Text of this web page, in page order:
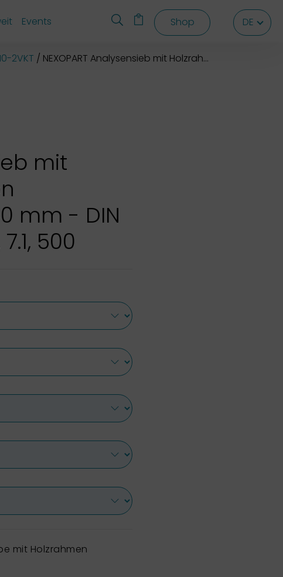
DE DE
Events Shop DE
2VKT NEXOPART Analysensieb mit Holzrahmen 500x500x80 mm
mit
mm - DIN
500
mit Holzrahmen